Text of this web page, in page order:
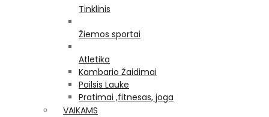
Tinklinis
Žiemos sportai
Atletika
Kambario Žaidimai
Poilsis Lauke
Pratimai ,fitnesas, joga
VAIKAMS